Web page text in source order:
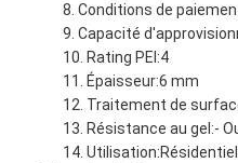
Conditions de
Capacité
Rating PEI:4
Épaisseur:6 mm
Traitement de
Résistance au gel:-
Utilisation: